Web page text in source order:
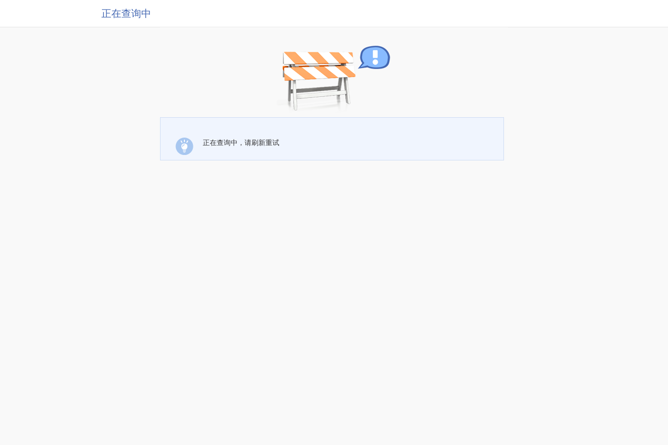
正在查询中
正在查询中，请刷新重试